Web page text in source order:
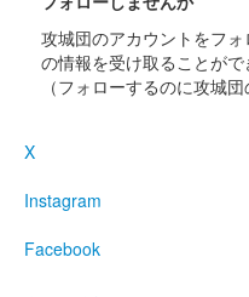
沼田城址 御城印
販売終了
沼田城址 御城印
攻城団のアカウントをフ
の情報を受け取ることがで
（フォローするのに攻城
X
Instagram
Facebook